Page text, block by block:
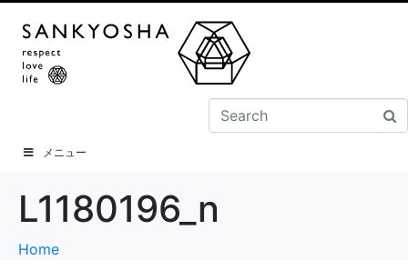
メニュー
L1180196_n
Home